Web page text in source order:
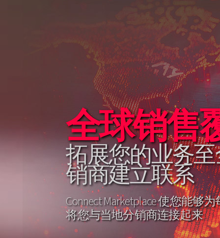
全球销售
拓展您的业务
销商建立联系
Connect Marketplace 使您能够
将您与当地分销商连接起来
了解
一个非常独特
具备带来市场
许多人需要时间来理解 Connect
作方式，因此请了解我们的模
势